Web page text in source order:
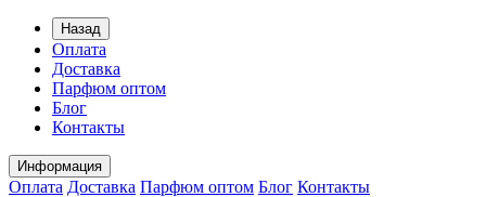
Назад
Оплата
Доставка
Парфюм оптом
Блог
Контакты
Информация
Оплата Доставка Парфюм оптом Блог Контакты